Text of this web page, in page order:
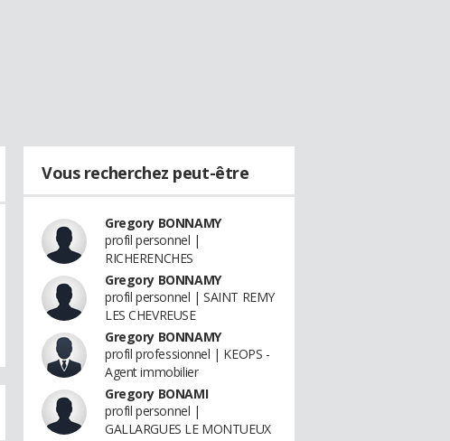
Vous recherchez peut-être
Gregory BONNAMY
profil personnel |
RICHERENCHES
Gregory BONNAMY
profil personnel | SAINT REMY
LES CHEVREUSE
Gregory BONNAMY
profil professionnel | KEOPS -
Agent immobilier
Gregory BONAMI
profil personnel |
GALLARGUES LE MONTUEUX